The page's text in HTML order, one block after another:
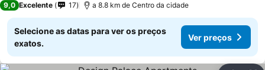
9,0 Excelente 17 a 8.8 km de Centro da cidade
Selecione as datas para ver os preços
exatos.
Ver preços